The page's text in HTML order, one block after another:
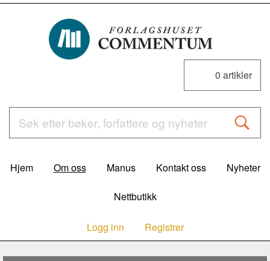
0 artikler
Hjem Om oss Manus Kontakt oss Nyheter
Nettbutikk
Logg inn Registrer